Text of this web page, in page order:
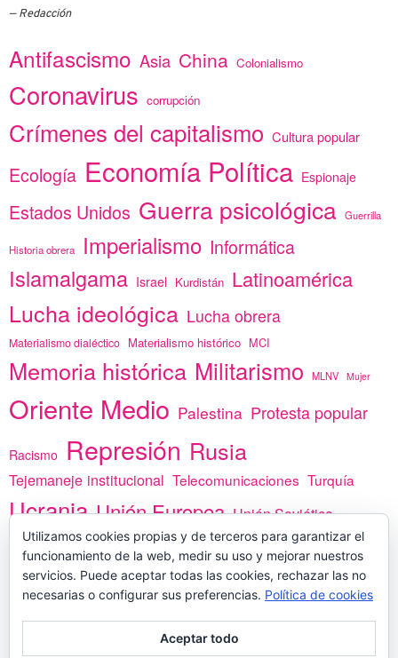
Redacción
Antifascismo Asia China Colonialismo
Coronavirus corrupción
Crímenes del capitalismo Cultura popular
Ecología Economía Política Espionaje
Estados Unidos Guerra psicológica Guerrilla
Historia obrera Imperialismo Informática
Islamalgama Israel Kurdistán Latinoamérica
Lucha ideológica Lucha obrera
Materialismo dialéctico Materialismo histórico MCI
Memoria histórica Militarismo MLNV Mujer
Oriente Medio Palestina Protesta popular
Racismo Represión Rusia
Tejemaneje institucional Telecomunicaciones Turquía
Ucrania Unión Europea Unión Soviética
vacunas Yemen África
PREGÚNTANOS
Utilizamos cookies propias y de terceros para garantizar el
funcionamiento de la web, medir su uso y mejorar nuestros
servicios. Puede aceptar todas las cookies, rechazar las no
necesarias o configurar sus preferencias. Política de cookies
Aceptar todo